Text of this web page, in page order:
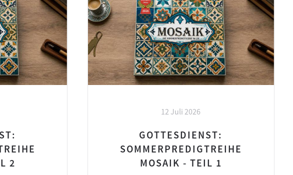
2
12 Juli 2026
GOTTESDIENST:
SOMMERPREDIGTREIHE
MOSAIK - TEIL 1